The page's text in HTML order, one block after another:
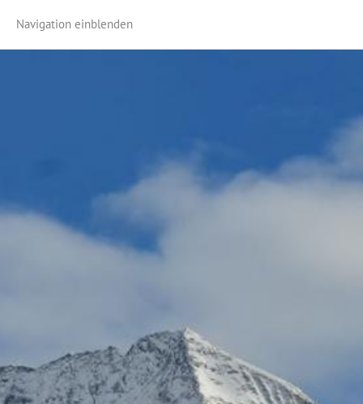
Navigation einblenden